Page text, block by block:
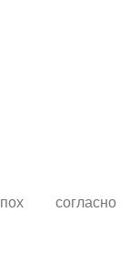
согласно